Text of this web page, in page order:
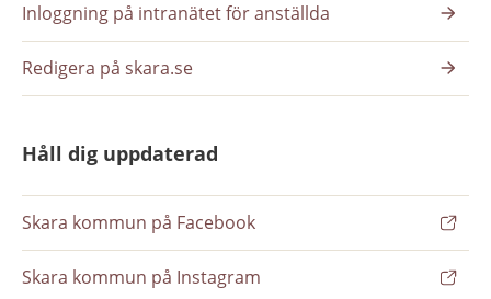
Inloggning på intranätet för anställda
Redigera på skara.se
Håll dig uppdaterad
Skara kommun på Facebook
Skara kommun på Instagram